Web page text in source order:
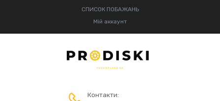
СПИСОК ПОБАЖАНЬ
Мій аккаунт
Контакти: